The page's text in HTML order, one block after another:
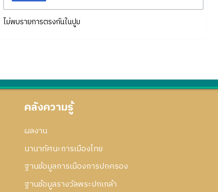
ไม่พบรายการตรงกันในปูม
คลังความรู้
ผลงาน
นานาทัศนะการเมืองไทย
ฐานข้อมูลการเมืองการปกครอง
ฐานข้อมูลรางวัลพระปกเกล้า